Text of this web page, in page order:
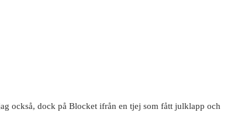
också, dock på Blocket ifrån en tjej som fått julklapp och